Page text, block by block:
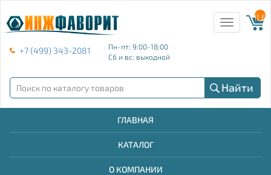
+7 (499) 343-2081
Пн-пт: 9:00-18:00
Сб и вс: выходной
Toggle
navigation
{{
Найти
ГЛАВНАЯ
КАТАЛОГ
О КОМПАНИИ